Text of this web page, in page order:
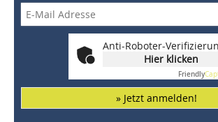
Anti-Roboter-
Hier klicken
Friendly
» Jetzt anmelden!